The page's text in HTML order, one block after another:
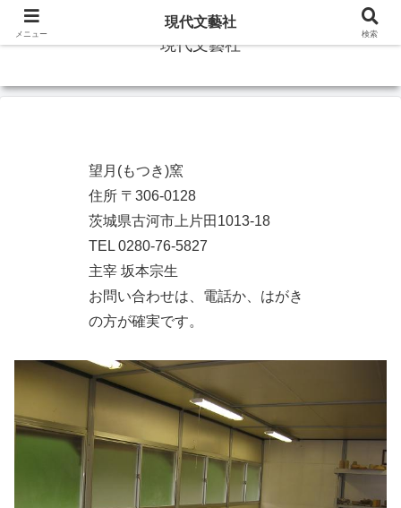
現代文藝社
望月(もつき)窯
住所 〒306-0128
茨城県古河市上片田1013-18
TEL 0280-76-5827
主宰 坂本宗生
お問い合わせは、電話か、はがき
の方が確実です。
メニュー
現代文藝社
検索